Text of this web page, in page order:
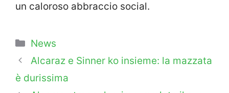
un caloroso abbraccio social.
Categorie
News
Alcaraz e Sinner ko insieme: la mazzata
è durissima